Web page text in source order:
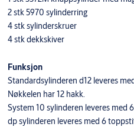
2 stk 5970 sylinderring
4 stk sylinderskruer
4 stk dekkskiver
Funksjon
Standardsylinderen d12 leveres
Nøkkelen har 12 hakk.
System 10 sylinderen leveres med
dp sylinderen leveres med 6